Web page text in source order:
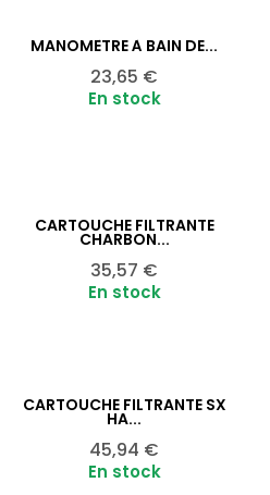
Ajouter au panier
MANOMÈTRE À BAIN DE...
Prix
23,65 €
En stock
Ajouter au panier
CARTOUCHE FILTRANTE
CHARBON...
Prix
35,57 €
En stock
Ajouter au panier
CARTOUCHE FILTRANTE SX
HA...
Prix
45,94 €
En stock